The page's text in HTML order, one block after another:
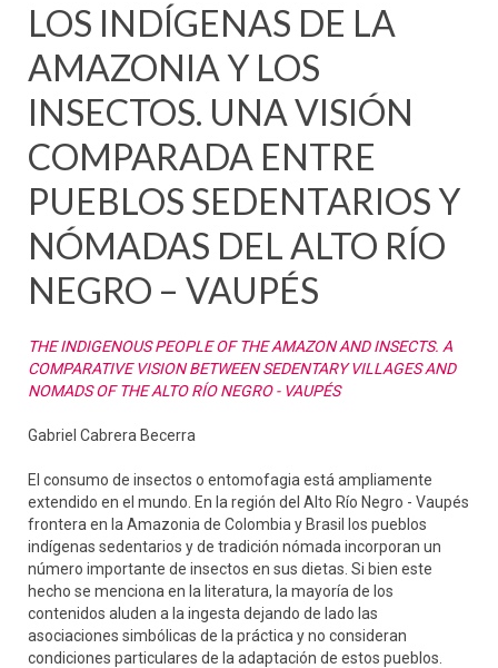
LOS INDÍGENAS DE LA
AMAZONIA Y LOS
INSECTOS. UNA VISIÓN
COMPARADA ENTRE
PUEBLOS SEDENTARIOS Y
NÓMADAS DEL ALTO RÍO
NEGRO – VAUPÉS
THE INDIGENOUS PEOPLE OF THE AMAZON AND INSECTS. A
COMPARATIVE VISION BETWEEN SEDENTARY VILLAGES AND
NOMADS OF THE ALTO RÍO NEGRO - VAUPÉS
Gabriel Cabrera Becerra
El consumo de insectos o entomofagia está ampliamente
extendido en el mundo. En la región del Alto Río Negro - Vaupés
frontera en la Amazonia de Colombia y Brasil los pueblos
indígenas sedentarios y de tradición nómada incorporan un
número importante de insectos en sus dietas. Si bien este
hecho se menciona en la literatura, la mayoría de los
contenidos aluden a la ingesta dejando de lado las
asociaciones simbólicas de la práctica y no consideran
condiciones particulares de la adaptación de estos pueblos.